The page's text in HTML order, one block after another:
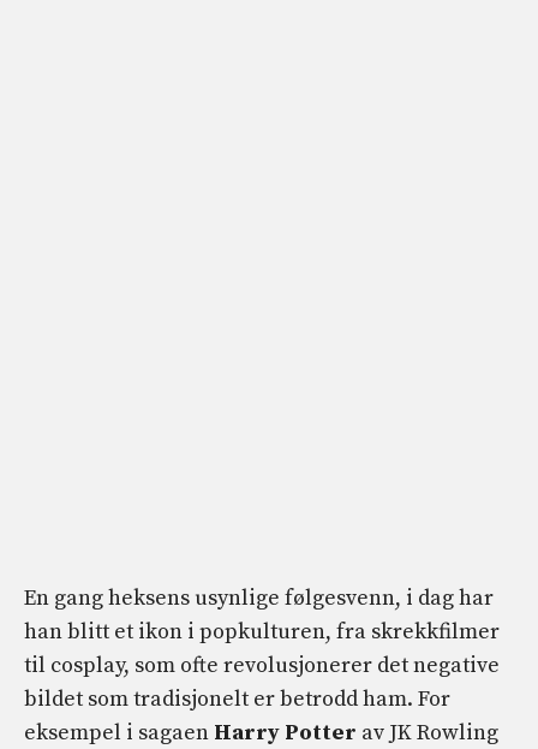
En gang heksens usynlige følgesvenn, i dag har
han blitt et ikon i popkulturen, fra skrekkfilmer
til cosplay, som ofte revolusjonerer det negative
bildet som tradisjonelt er betrodd ham. For
eksempel i sagaen Harry Potter av JK Rowling